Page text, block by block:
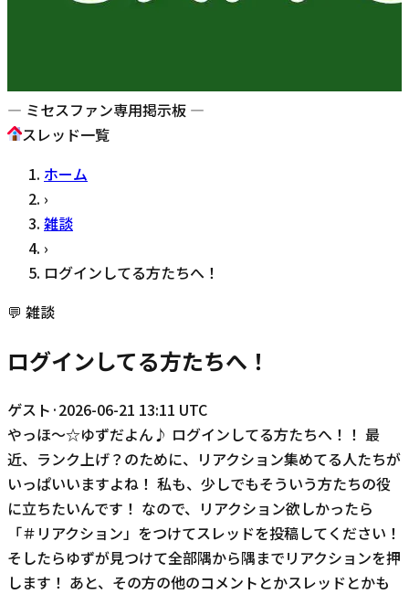
— ミセスファン専用掲示板 —
スレッド一覧
ホーム
›
雑談
›
ログインしてる方たちへ！
💬 雑談
ログインしてる方たちへ！
ゲスト ·2026-06-21 13:11 UTC
やっほ〜☆ゆずだよん♪ ログインしてる方たちへ！！ 最
近、ランク上げ？のために、リアクション集めてる人たちが
いっぱいいますよね！ 私も、少しでもそういう方たちの役
に立ちたいんです！ なので、リアクション欲しかったら
「＃リアクション」をつけてスレッドを投稿してください！
そしたらゆずが見つけて全部隅から隅までリアクションを押
します！ あと、その方の他のコメントとかスレッドとかも